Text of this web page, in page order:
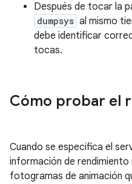
Después de tocar la
dumpsys al mismo
debe identificar
tocas.
Cómo probar el
Cuando se especifica el
información de
fotogramas de animación